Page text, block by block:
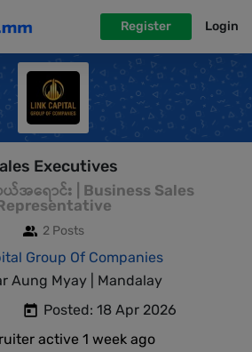
Register Login
Executives
ယ်အရောင်း | Business Sales
2 Posts
Group Of Companies
Aung Myay | Mandalay
Posted: 18 Apr 2026
active 1 week ago